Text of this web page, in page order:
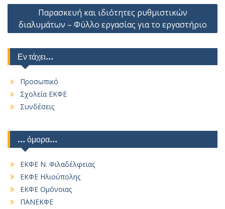
Παρασκευή και ιδιότητες ρυθμιστικών
διαλυμάτων – Φύλλο εργασίας για το εργαστήριο
Εν τάχει…
Προσωπικό
Σχολεία ΕΚΦΕ
Συνδέσεις
… όμορα…
ΕΚΦΕ Ν. Φιλαδέλφειας
ΕΚΦΕ Ηλιούπολης
ΕΚΦΕ Ομόνοιας
ΠΑΝΕΚΦΕ